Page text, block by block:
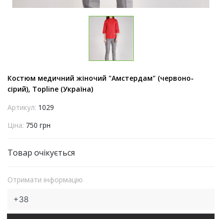
Костюм медичний жіночий "Амстердам" (червоно-
сірий), Topline (Україна)
Артикул: 1029
Ціна: 750 грн
Товар очікується
Отримати інформацію